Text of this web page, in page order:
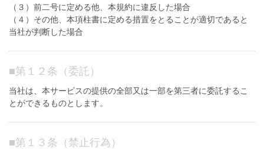
（３）前二号に定める他、本規約に違反した場合
（４）その他、本項柱書に定める措置をとることが適切であると
当社が判断した場合
■第１２条（委託）
当社は、本サービスの提供の全部又は一部を第三者に委託するこ
とができるものとします。
■第１３条（禁止行為）